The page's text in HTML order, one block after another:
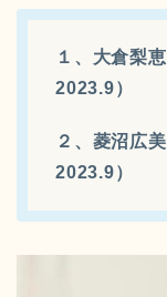
１、大倉梨
2023.9）
２、菱沼広
2023.9）